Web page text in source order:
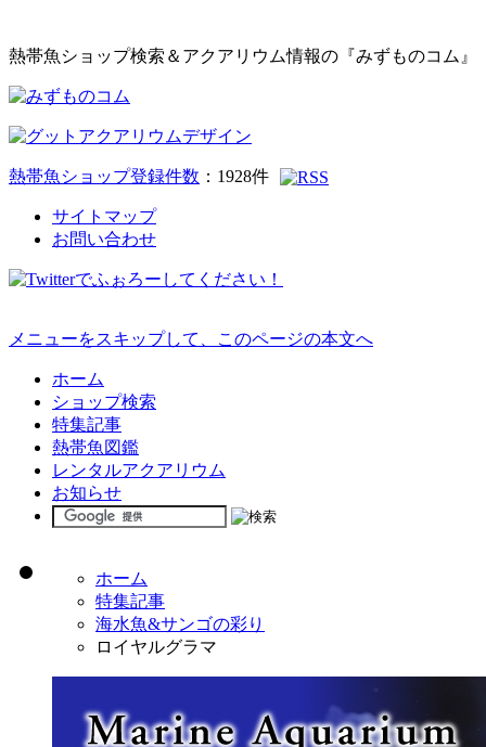
熱帯魚ショップ検索＆アクアリウム情報の『みずものコム』
熱帯魚ショップ登録件数 ： 1928件
サイトマップ
お問い合わせ
メニューをスキップして、このページの本文へ
ホーム
ショップ検索
特集記事
熱帯魚図鑑
レンタルアクアリウム
お知らせ
ホーム
特集記事
海水魚&サンゴの彩り
ロイヤルグラマ